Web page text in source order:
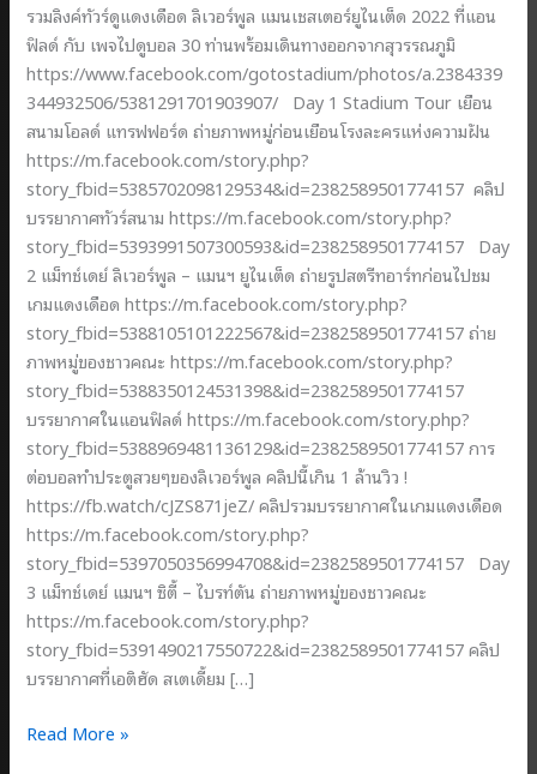
รวมลิงค์ทัวร์ดูแดงเดือด ลิเวอร์พูล แมนเชสเตอร์ยูไนเต็ด 2022 ที่แอน
ฟิลด์ กับ เพจไปดูบอล 30 ท่านพร้อมเดินทางออกจากสุวรรณภูมิ
https://www.facebook.com/gotostadium/photos/a.2384339
344932506/5381291701903907/ Day 1 Stadium Tour เยือน
สนามโอลด์ แทรฟฟอร์ด ถ่ายภาพหมู่ก่อนเยือนโรงละครแห่งความฝัน
https://m.facebook.com/story.php?
story_fbid=5385702098129534&id=2382589501774157 คลิป
บรรยากาศทัวร์สนาม https://m.facebook.com/story.php?
story_fbid=5393991507300593&id=2382589501774157 Day
2 แม็ทช์เดย์ ลิเวอร์พูล – แมนฯ ยูไนเต็ด ถ่ายรูปสตรีทอาร์ทก่อนไปชม
เกมแดงเดือด https://m.facebook.com/story.php?
story_fbid=5388105101222567&id=2382589501774157 ถ่าย
ภาพหมู่ของชาวคณะ https://m.facebook.com/story.php?
story_fbid=5388350124531398&id=2382589501774157
บรรยากาศในแอนฟิลด์ https://m.facebook.com/story.php?
story_fbid=5388969481136129&id=2382589501774157 การ
ต่อบอลทำประตูสวยๆของลิเวอร์พูล คลิปนี้เกิน 1 ล้านวิว !
https://fb.watch/cJZS871jeZ/ คลิปรวมบรรยากาศในเกมแดงเดือด
https://m.facebook.com/story.php?
story_fbid=5397050356994708&id=2382589501774157 Day
3 แม็ทช์เดย์ แมนฯ ซิตี้ – ไบรท์ตัน ถ่ายภาพหมู่ของชาวคณะ
https://m.facebook.com/story.php?
story_fbid=5391490217550722&id=2382589501774157 คลิป
บรรยากาศที่เอติฮัด สเตเดี้ยม […]
รวม
Read More »